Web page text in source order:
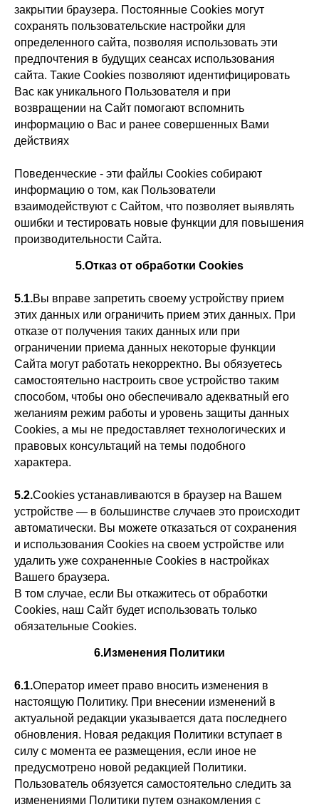
закрытии браузера. Постоянные Сookies могут
сохранять пользовательские настройки для
определенного сайта, позволяя использовать эти
предпочтения в будущих сеансах использования
сайта. Такие Cookies позволяют идентифицировать
Вас как уникального Пользователя и при
возвращении на Сайт помогают вспомнить
информацию о Вас и ранее совершенных Вами
действиях
Поведенческие - эти файлы Сookies собирают
информацию о том, как Пользователи
взаимодействуют с Сайтом, что позволяет выявлять
ошибки и тестировать новые функции для повышения
производительности Сайта.
5.Отказ от обработки Cookies
5.1.Вы вправе запретить своему устройству прием
этих данных или ограничить прием этих данных. При
отказе от получения таких данных или при
ограничении приема данных некоторые функции
Сайта могут работать некорректно. Вы обязуетесь
самостоятельно настроить свое устройство таким
способом, чтобы оно обеспечивало адекватный его
желаниям режим работы и уровень защиты данных
Cookies, а мы не предоставляет технологических и
правовых консультаций на темы подобного
характера.
5.2.Cookies устанавливаются в браузер на Вашем
устройстве — в большинстве случаев это происходит
автоматически. Вы можете отказаться от сохранения
и использования Cookies на своем устройстве или
удалить уже сохраненные Cookies в настройках
Вашего браузера.
В том случае, если Вы откажитесь от обработки
Cookies, наш Сайт будет использовать только
обязательные Cookies.
6.Изменения Политики
6.1.Оператор имеет право вносить изменения в
настоящую Политику. При внесении изменений в
актуальной редакции указывается дата последнего
обновления. Новая редакция Политики вступает в
силу с момента ее размещения, если иное не
предусмотрено новой редакцией Политики.
Пользователь обязуется самостоятельно следить за
изменениями Политики путем ознакомления с